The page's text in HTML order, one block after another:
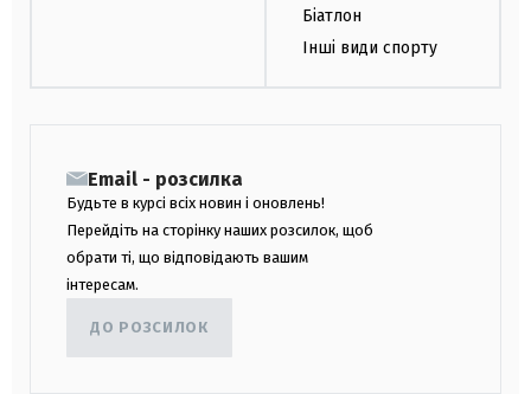
Біатлон
Інші види спорту
Email - розсилка
Будьте в курсі всіх новин і оновлень!
Перейдіть на сторінку наших розсилок, щоб
обрати ті, що відповідають вашим
інтересам.
ДО РОЗСИЛОК